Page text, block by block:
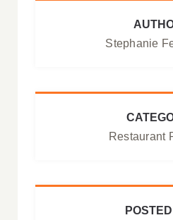
Stephanie
Restaurant